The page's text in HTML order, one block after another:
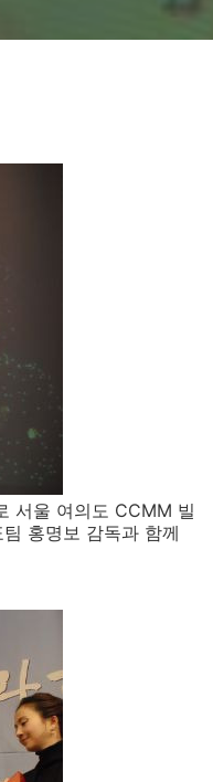
서울 여의도 CCMM 빌
홍명보 감독과 함께